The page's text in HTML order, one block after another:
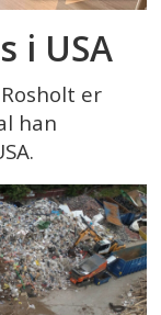
i USA
er
han